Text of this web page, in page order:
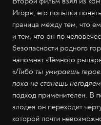
Игоря, его попытки
граница между тем, что
и тем, что он по
безопасности родного
напомнят «Тёмного
«Либо ты умираешь
пока не станешь
подход применителен. В
злодея он переходит
которой почти